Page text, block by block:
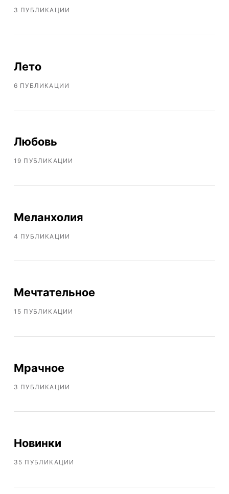
3 ПУБЛИКАЦИИ
Лето
6 ПУБЛИКАЦИИ
Любовь
19 ПУБЛИКАЦИИ
Меланхолия
4 ПУБЛИКАЦИИ
Мечтательное
15 ПУБЛИКАЦИИ
Мрачное
3 ПУБЛИКАЦИИ
Новинки
35 ПУБЛИКАЦИИ